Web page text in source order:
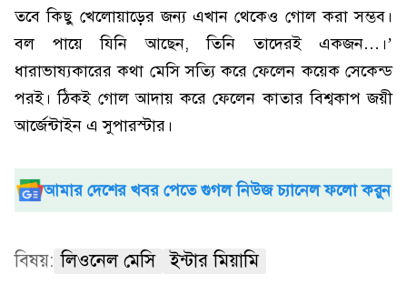
তবে কিছু খেলোয়াড়ের জন্য এখান থেকেও গোল করা সম্ভব।
বল পায়ে যিনি আছেন, তিনি তাদেরই একজন…।’
ধারাভাষ্যকারের কথা মেসি সত্যি করে ফেলেন কয়েক সেকেন্ড
পরই। ঠিকই গোল আদায় করে ফেলেন কাতার বিশ্বকাপ জয়ী
আর্জেন্টাইন এ সুপারস্টার।
আমার দেশের খবর পেতে গুগল নিউজ চ্যানেল ফলো করুন
বিষয়: লিওনেল মেসি ইন্টার মিয়ামি